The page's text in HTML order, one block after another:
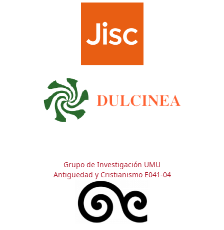
Grupo de Investigación UMU
Antigüedad y Cristianismo E041-04